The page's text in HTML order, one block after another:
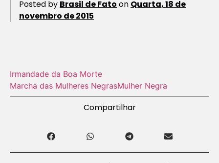
Posted by Brasil de Fato on Quarta, 18 de
novembro de 2015
Irmandade da Boa Morte
Marcha das Mulheres NegrasMulher Negra
Compartilhar